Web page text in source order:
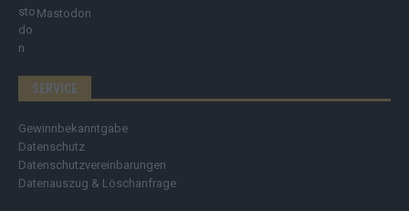
Mastodon
SERVICE
Gewinnbekanntgabe
Datenschutz
Datenschutzvereinbarungen
Datenauszug & Löschanfrage